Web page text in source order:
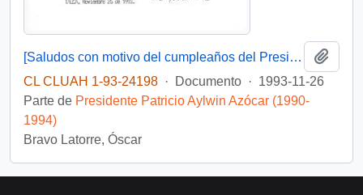
[Saludos con motivo del cumpleaños del Presidente]
CL CLUAH 1-93-24198 · Documento · 1993-11-26
Parte de Presidente Patricio Aylwin Azócar (1990-
1994)
Bravo Latorre, Óscar